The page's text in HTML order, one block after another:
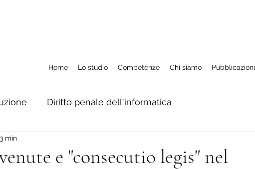
Home Lo studio Competenze Chi siamo Pubblicazioni
Diritto penale dell'informatica
ed estradizione
e "consecutio legis" nel
min